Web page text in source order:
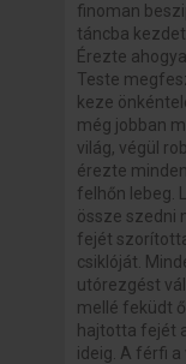
finoman
táncba
Érezte
Teste
keze
még jobban
világ, végül
érezte
felhőn lebeg.
össze szedni
fejét
csiklóját.
utórezgést
mellé feküdt
hajtotta fejét
ideig. A férfi